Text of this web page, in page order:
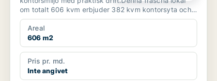
om totalt 606 kvm erbjuder 382 kvm kontorsyta och
224 kvm l...
Areal
606 m2
Pris pr. md.
Inte angivet